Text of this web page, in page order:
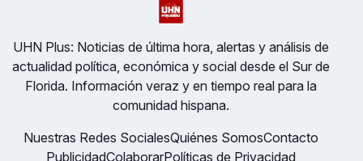
UHN Plus: Noticias de última hora, alertas y análisis de
actualidad política, económica y social desde el Sur de
Florida. Información veraz y en tiempo real para la
comunidad hispana.
Nuestras Redes SocialesQuiénes SomosContacto
PublicidadColaborarPolíticas de Privacidad